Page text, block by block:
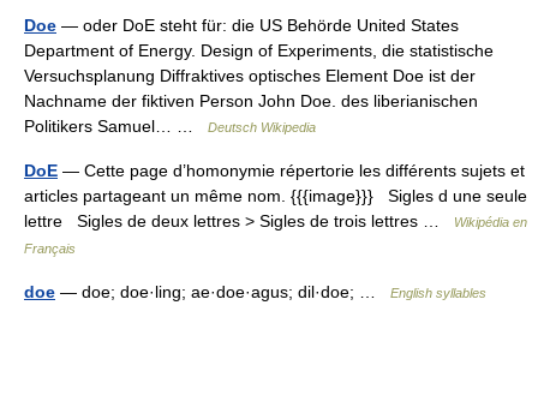
Doe — oder DoE steht für: die US Behörde United States
Department of Energy. Design of Experiments, die statistische
Versuchsplanung Diffraktives optisches Element Doe ist der
Nachname der fiktiven Person John Doe. des liberianischen
Politikers Samuel… …
Deutsch Wikipedia
DoE — Cette page d’homonymie répertorie les différents sujets et
articles partageant un même nom. {{{image}}} Sigles d une seule
lettre Sigles de deux lettres > Sigles de trois lettres …
Wikipédia en
Français
doe — doe; doe·ling; ae·doe·agus; dil·doe; … English syllables